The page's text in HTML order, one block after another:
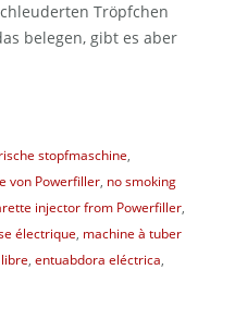
Tröpfchen
belegen, gibt es aber
stopfmaschine,
von Powerfiller, no smoking
injector from Powerfiller,
électrique, machine à tuber
, entuabdora eléctrica,